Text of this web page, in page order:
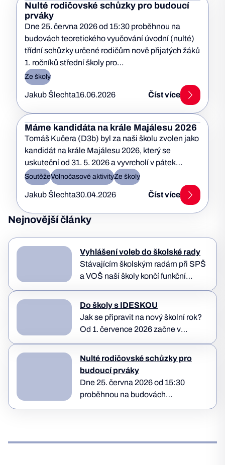
Nulté rodičovské schůzky pro budoucí
prváky
Dne 25. června 2026 od 15:30 proběhnou na
budovách teoretického vyučování úvodní (nulté)
třídní schůzky určené rodičům nově přijatých žáků
1. ročníků střední školy pro…
Ze školy
Jakub Šlechta16.06.2026 Číst více
Máme kandidáta na krále Majálesu 2026
Tomáš Kučera (D3b) byl za naši školu zvolen jako
kandidát na krále Majálesu 2026, který se
uskuteční od 31. 5. 2026 a vyvrcholí v pátek…
SoutěžeVolnočasové aktivityZe školy
Jakub Šlechta30.04.2026 Číst více
Nejnovější články
Vyhlášení voleb do školské rady
Stávajícím školským radám při SPŠ
a VOŠ naší školy končí funkční
návaznosti na tuto skutečnost je
ředitel školy povinen…
Do školy s IDESKOU
Jak se připravit na nový školní rok?
Od 1. července 2026 začne v
Integrovaný dopravní systém
IDESKA. Pro žáky a studenty,…
Nulté rodičovské schůzky pro
budoucí prváky
Dne 25. června 2026 od 15:30
proběhnou na budovách
ročníků střední školy pro…